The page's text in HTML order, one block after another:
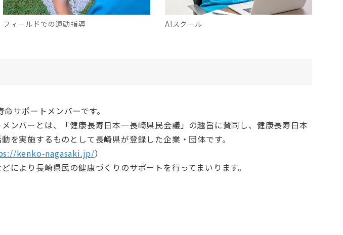
フィールドでの運動指導 AIスクール
サポートメンバーです。
ンバーとは、「健康長寿日本一長崎県民会議」の趣旨に賛同し、健康長寿日本
を実施するものとして長崎県が登録した企業・団体です。
kenko-nagasaki.jp/）
により長崎県民の健康づくりのサポートを行ってまいります。